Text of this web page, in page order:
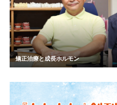
矯正治療と成長ホルモン